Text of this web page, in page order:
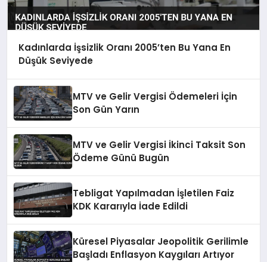
Kadınlarda İşsizlik Oranı 2005’ten Bu Yana En
Düşük Seviyede
MTV ve Gelir Vergisi Ödemeleri İçin
Son Gün Yarın
MTV ve Gelir Vergisi İkinci Taksit Son
Ödeme Günü Bugün
Tebligat Yapılmadan İşletilen Faiz
KDK Kararıyla İade Edildi
Küresel Piyasalar Jeopolitik Gerilimle
Başladı Enflasyon Kaygıları Artıyor